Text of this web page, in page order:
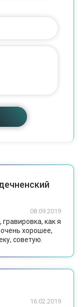
08.09.2019
как я
хорошее,
советую.
16.02.2019